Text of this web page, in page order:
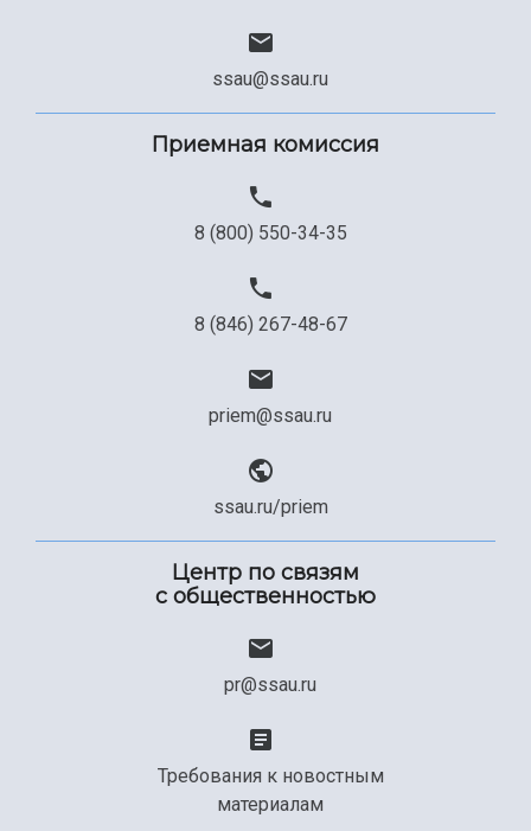
ssau@ssau.ru
Приемная комиссия
8 (800) 550-34-35
8 (846) 267-48-67
priem@ssau.ru
ssau.ru/priem
Центр по связям
с общественностью
pr@ssau.ru
Требования к новостным
материалам